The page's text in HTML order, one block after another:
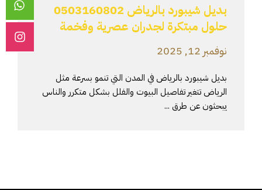
بديل شيبورد بالرياض 0503160802
حلول مبتكرة لجدران عصرية وفخمة
نوفمبر 12, 2025
بديل شيبورد بالرياض في المدن التي تنمو بسرعة مثل
الرياض تتغير تفاصيل البيوت والفلل بشكل متكرر والناس
يبحثون عن طرق ...